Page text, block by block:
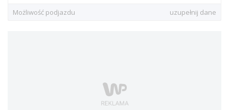
Możliwość podjazdu uzupełnij dane